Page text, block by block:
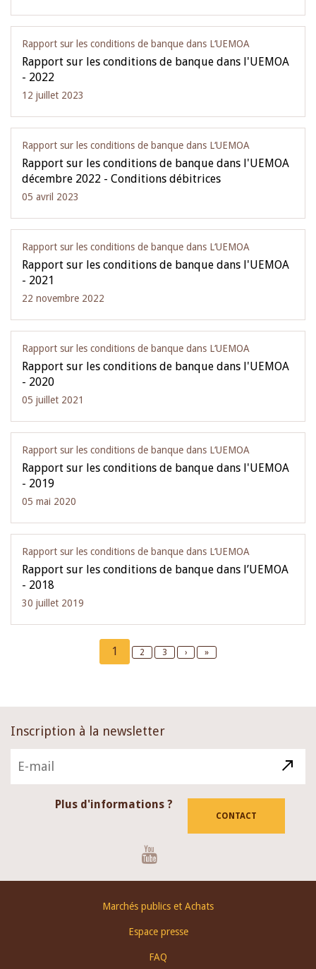
Rapport sur les conditions de banque dans L‘UEMOA
Rapport sur les conditions de banque dans l'UEMOA
- 2022
12 juillet 2023
Rapport sur les conditions de banque dans L‘UEMOA
Rapport sur les conditions de banque dans l'UEMOA
décembre 2022 - Conditions débitrices
05 avril 2023
Rapport sur les conditions de banque dans L‘UEMOA
Rapport sur les conditions de banque dans l'UEMOA
- 2021
22 novembre 2022
Rapport sur les conditions de banque dans L‘UEMOA
Rapport sur les conditions de banque dans l'UEMOA
- 2020
05 juillet 2021
Rapport sur les conditions de banque dans L‘UEMOA
Rapport sur les conditions de banque dans l'UEMOA
- 2019
05 mai 2020
Rapport sur les conditions de banque dans L‘UEMOA
Rapport sur les conditions de banque dans l’UEMOA
- 2018
30 juillet 2019
Current
page
1 Page
2 Page
3
Next
›
Last
»
Inscription à la newsletter
Plus d'informations ?
CONTACT
Marchés publics et Achats
Espace presse
FAQ